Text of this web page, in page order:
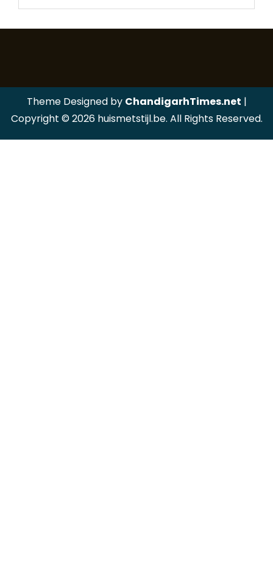
Theme Designed by ChandigarhTimes.net |
Copyright © 2026 huismetstijl.be. All Rights Reserved.